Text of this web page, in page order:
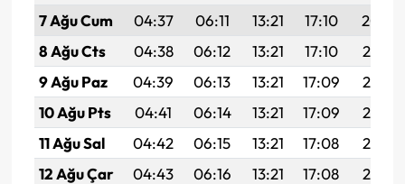
7 Ağu Cum 04:37 06:11 13:21 17:10
20:22
8 Ağu Cts
04:38 06:12 13:21 17:10
20:21
9 Ağu Paz
04:39 06:13 13:21 17:09
20:19
10 Ağu Pts
04:41 06:14 13:21 17:09
20:18
11 Ağu Sal
04:42 06:15 13:21 17:08
20:17
12 Ağu Çar
04:43 06:16 13:21 17:08
20:16